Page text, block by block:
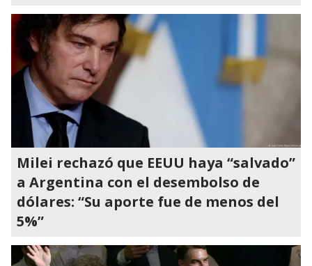
Milei rechazó que EEUU haya “salvado”
a Argentina con el desembolso de
dólares: “Su aporte fue de menos del
5%”